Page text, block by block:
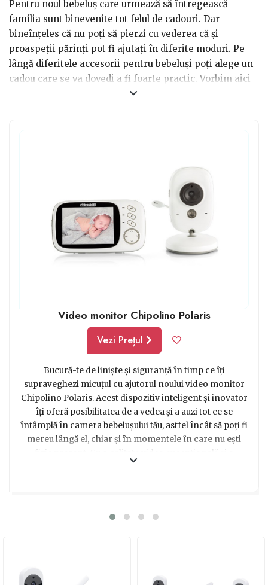
Pentru noul bebeluș care urmează să întregească
familia sunt binevenite tot felul de cadouri. Dar
bineînțeles că nu poți să pierzi cu vederea că și
proaspeții părinți pot fi ajutați în diferite moduri. Pe
lângă diferitele accesorii pentru bebeluși poți alege un
cadou care se va dovedi a fi foarte practic. Vorbim aici
despre camerele de supraveghere video pentru
Video monitor Chipolino Polaris
Vezi Prețul
Bucură-te de liniște și siguranță în timp ce îți
supraveghezi micuțul cu ajutorul noului video monitor
Chipolino Polaris. Acest dispozitiv inteligent și inovator
îți oferă posibilitatea de a vedea și a auzi tot ce se
întâmplă în camera bebelușului tău, astfel încât să poți fi
mereu lângă el, chiar și în momentele în care nu ești
fizic prezent. Cu o calitate video excepțională și o
întuneric. Ușor de instalat și de folosit, video monitorul
alegere inspirată pentru cei dragi!